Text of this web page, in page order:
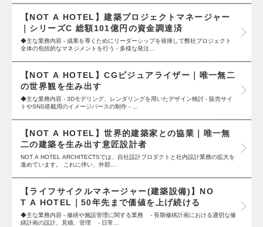
【NOT A HOTEL】建築プロジェクトマネージャー
｜シリーズC 総額101億円の資金調達済
◆主な業務内容 - 成果を導くためにリーダーシップを発揮して弊社プロジェクト
全体の包括的なマネジメントを行う - 多様な発注…
【NOT A HOTEL】CGビジュアライザー｜唯一無二
の世界観を生み出す
◆主な業務内容 - 3Dモデリング、レンダリングを用いたデザイン検討 - 販売サイ
トやSNS搭載用のイメージパースの制作 - …
【NOT A HOTEL】世界的建築家との協業｜唯一無
二の建築を生み出す意匠設計者
NOT A HOTEL ARCHITECTSでは、自社設計プロダクトと社内設計業務の拡大を
進めています。 これに伴い、外部…
【ライフサイクルマネージャー(建築設備)】NO
T A HOTEL｜50年先まで価値を上げ続ける
◆主な業務内容 - 修繕や施設管理に関する業務 - 長期修繕計画における適切な修
繕計画の設計、見積、管理 - 日常…